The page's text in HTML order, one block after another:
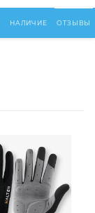
НАЛИЧИЕ ОТЗЫВЫ